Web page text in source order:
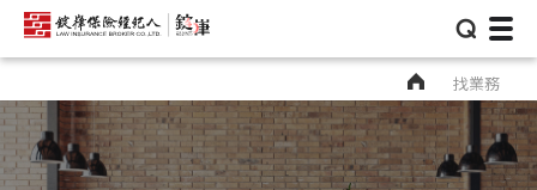
⌕
找業務